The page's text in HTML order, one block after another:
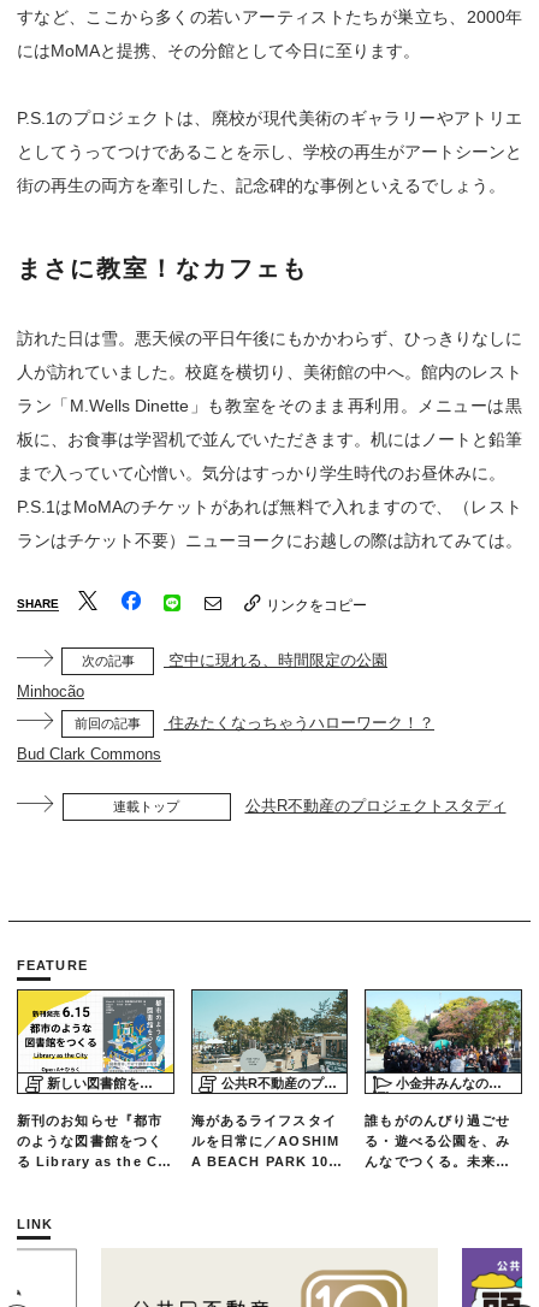
すなど、ここから多くの若いアーティストたちが巣立ち、2000年
にはMoMAと提携、その分館として今日に至ります。
P.S.1のプロジェクトは、廃校が現代美術のギャラリーやアトリエ
としてうってつけであることを示し、学校の再生がアートシーンと
街の再生の両方を牽引した、記念碑的な事例といえるでしょう。
まさに教室！なカフェも
訪れた日は雪。悪天候の平日午後にもかかわらず、ひっきりなしに
人が訪れていました。校庭を横切り、美術館の中へ。館内のレスト
ラン「M.Wells Dinette」も教室をそのまま再利用。メニューは黒
板に、お食事は学習机で並んでいただきます。机にはノートと鉛筆
まで入っていて心憎い。気分はすっかり学生時代のお昼休みに。
P.S.1はMoMAのチケットがあれば無料で入れますので、（レスト
ランはチケット不要）ニューヨークにお越しの際は訪れてみては。
SHARE リンクをコピー
次の記事
空中に現れる、時間限定の公園
Minhocão
前回の記事
住みたくなっちゃうハローワーク！？
Bud Clark Commons
連載トップ 公共R不動産のプロジェクトスタディ
FEATURE
新しい図書館をめぐる旅
新刊のお知らせ『都市
のような図書館をつく
る Library as the Cit
公共R不動産のプロジェクトスタディ
海があるライフスタイ
ルを日常に／AOSHIM
A BEACH PARK 10年
小金井みんなの公園プロジェクト「play here」
誰もがのんびり過ごせ
る・遊べる公園を、み
んなでつくる。未来の
LINK